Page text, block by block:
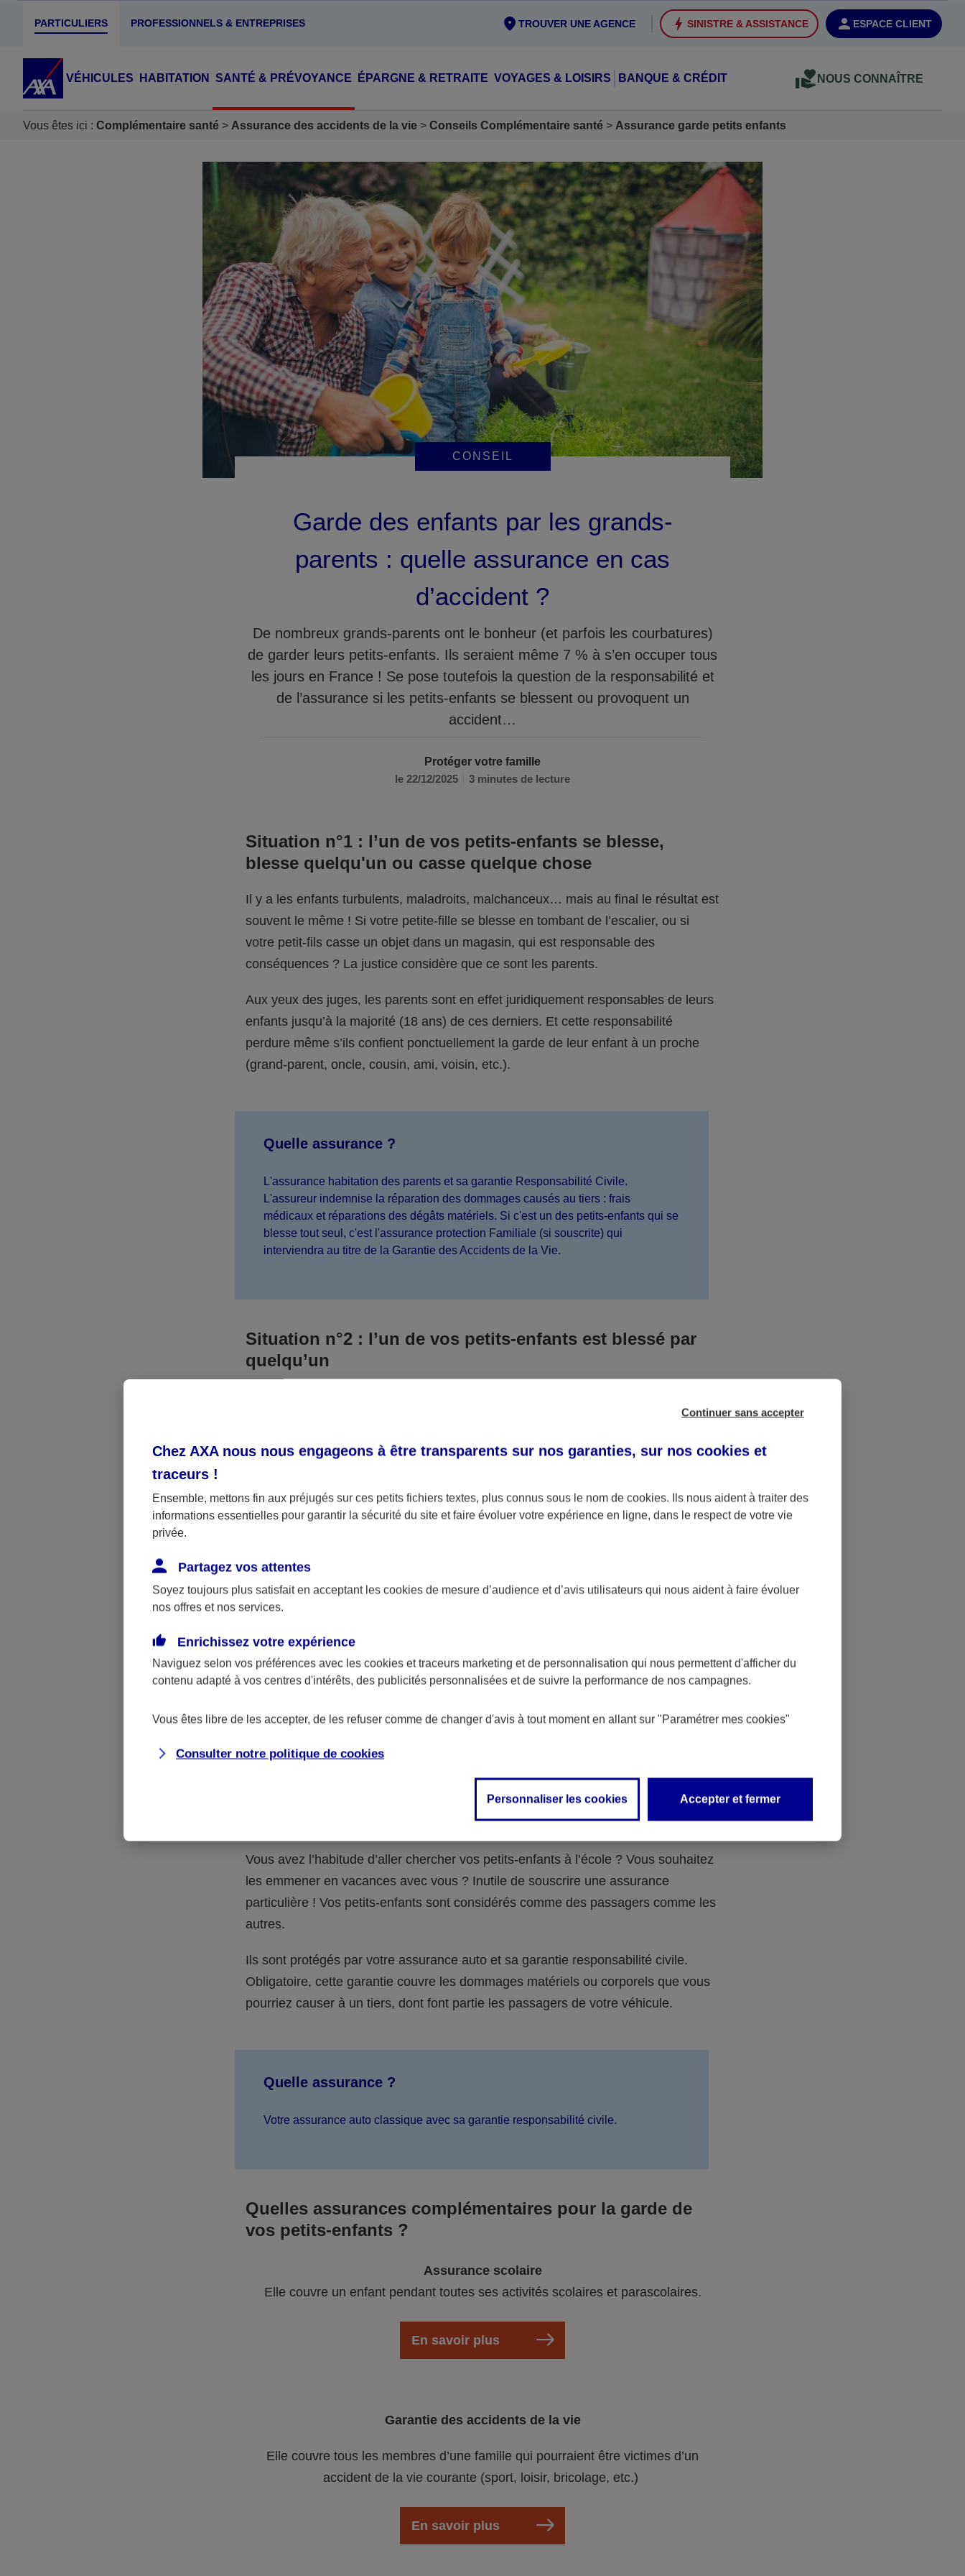
PARTICULIERS PROFESSIONNELS & ENTREPRISES ESPACE CLIENT
SINISTRE & ASSISTANCE
TROUVER UNE AGENCE
VÉHICULES HABITATION SANTÉ & PRÉVOYANCE ÉPARGNE & RETRAITE VOYAGES & LOISIRS BANQUE & CRÉDIT NOUS CONNAÎTRE
Vous êtes ici : Complémentaire santé Assurance des accidents de la vie Conseils Complémentaire santé Assurance garde petits enfants
CONSEIL
Protéger votre famille
le 22/12/2025
3 minutes de lecture
Garde des enfants par les grands-
parents : quelle assurance en cas
d’accident ?
De nombreux grands-parents ont le bonheur (et parfois les courbatures)
de garder leurs petits-enfants. Ils seraient même 7 % à s’en occuper tous
les jours en France ! Se pose toutefois la question de la responsabilité et
de l’assurance si les petits-enfants se blessent ou provoquent un
accident…
Situation n°1 : l’un de vos petits-enfants se blesse,
blesse quelqu'un ou casse quelque chose
Il y a les enfants turbulents, maladroits, malchanceux… mais au final le résultat est
souvent le même ! Si votre petite-fille se blesse en tombant de l’escalier, ou si
votre petit-fils casse un objet dans un magasin, qui est responsable des
conséquences ? La justice considère que ce sont les parents.
Aux yeux des juges, les parents sont en effet juridiquement responsables de leurs
enfants jusqu’à la majorité (18 ans) de ces derniers. Et cette responsabilité
perdure même s’ils confient ponctuellement la garde de leur enfant à un proche
(grand-parent, oncle, cousin, ami, voisin, etc.).
Quelle assurance ?
L'assurance habitation des parents et sa garantie Responsabilité Civile.
L'assureur indemnise la réparation des dommages causés au tiers : frais
médicaux et réparations des dégâts matériels. Si c'est un des petits-enfants qui se
blesse tout seul, c'est l'assurance protection Familiale (si souscrite) qui
interviendra au titre de la Garantie des Accidents de la Vie.
Situation n°2 : l’un de vos petits-enfants est blessé par
quelqu’un
responsable. Aux yeux de la justice, le responsable est la personne ayant entrainé
médicaux et éventuelles indemnisations en guise de dommage.
Néanmoins, si aucun responsable n’a été désigné ou retrouvé pour l’accident dont
a été victime votre petit-fils ou petite-fille, seule une assurance spécifique
fonctionner.
Quelle assurance ?
La responsabilité civile de la personne désignée comme responsable de
accidents de la vie) que vous auriez souscrite pour votre famille.
Situation n°3 : vous avez un accident de voiture avec vos
Vous avez l’habitude d’aller chercher vos petits-enfants à l’école ? Vous souhaitez
les emmener en vacances avec vous ? Inutile de souscrire une assurance
particulière ! Vos petits-enfants sont considérés comme des passagers comme les
autres.
Ils sont protégés par votre assurance auto et sa garantie responsabilité civile.
Obligatoire, cette garantie couvre les dommages matériels ou corporels que vous
pourriez causer à un tiers, dont font partie les passagers de votre véhicule.
Quelle assurance ?
Votre assurance auto classique avec sa garantie responsabilité civile.
Quelles assurances complémentaires pour la garde de
vos petits-enfants ?
Assurance scolaire
Elle couvre un enfant pendant toutes ses activités scolaires et parascolaires.
En savoir plus
Garantie des accidents de la vie
Elle couvre tous les membres d’une famille qui pourraient être victimes d’un
accident de la vie courante (sport, loisir, bricolage, etc.)
En savoir plus
Continuer sans accepter
Chez AXA nous nous engageons à être transparents sur nos garanties, sur nos cookies et
traceurs !
Ensemble, mettons fin aux préjugés sur ces petits fichiers textes, plus connus sous le nom de cookies. Ils nous aident à traiter des
informations essentielles pour garantir la sécurité du site et faire évoluer votre expérience en ligne, dans le respect de votre vie
privée.
Partagez vos attentes
Soyez toujours plus satisfait en acceptant les cookies de mesure d’audience et d’avis utilisateurs qui nous aident à faire évoluer
nos offres et nos services.
Enrichissez votre expérience
Naviguez selon vos préférences avec les cookies et traceurs marketing et de personnalisation qui nous permettent d'afficher du
contenu adapté à vos centres d'intérêts, des publicités personnalisées et de suivre la performance de nos campagnes.
Vous êtes libre de les accepter, de les refuser comme de changer d'avis à tout moment en allant sur "Paramétrer mes cookies"
Consulter notre politique de cookies
Personnaliser les cookies Accepter et fermer